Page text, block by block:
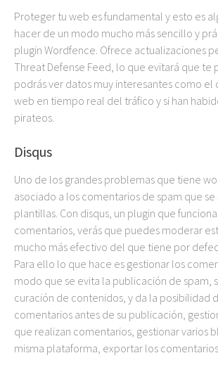
Proteger tu web es fundamental y esto es
hacer de un modo mucho más sencillo y
plugin Wordfence. Ofrece actualizaciones
Threat Defense Feed, lo que evitará que te
podrás ver datos muy interesantes como el
web en tiempo real del tráfico y si han
pirateos.
Disqus
Uno de los grandes problemas que tiene
asociado a los comentarios de spam que se
plantillas. Con disqus, un plugin que
comentarios, verás que puedes moderar
mucho más efectivo del que tiene por
Para ello lo que hace es gestionar los
modo que se evita la publicación de spam,
curación de contenidos, y da la posibilidad
comentarios antes de su publicación,
que realizan comentarios, gestionar varios
misma plataforma, exportar los